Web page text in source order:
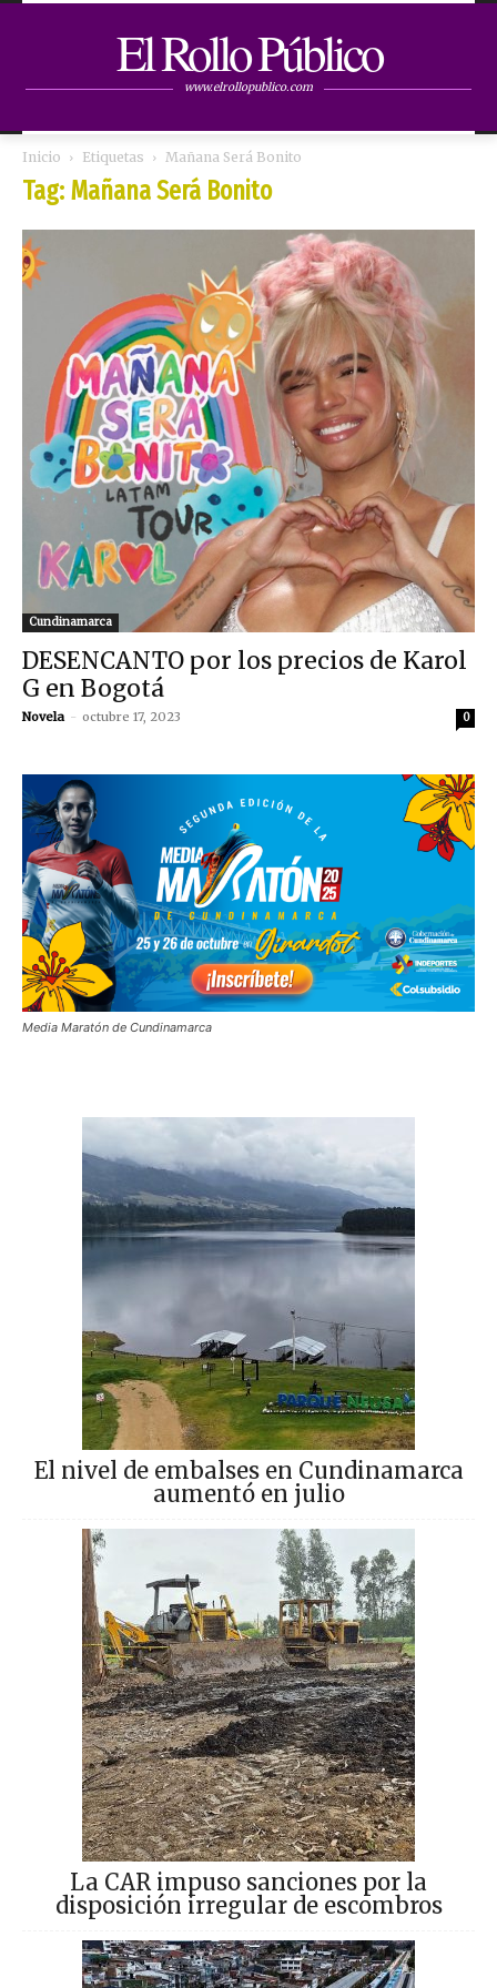
El Rollo Público
www.elrollopublico.com
Inicio Etiquetas Mañana Será Bonito
Tag: Mañana Será Bonito
Cundinamarca
DESENCANTO por los precios de Karol
G en Bogotá
Novela - octubre 17, 2023 0
Media Maratón de Cundinamarca
El nivel de embalses en Cundinamarca
aumentó en julio
La CAR impuso sanciones por la
disposición irregular de escombros